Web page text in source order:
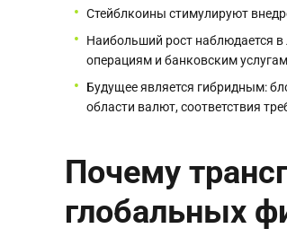
Стейблкоины стимулируют
Наибольший рост наблюдается
операциям и банковским
Будущее является гибридным:
области валют, соответствия
Почему
глобальных